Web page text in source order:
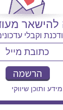
להישאר
וקבלי
ותוכן שיווקי